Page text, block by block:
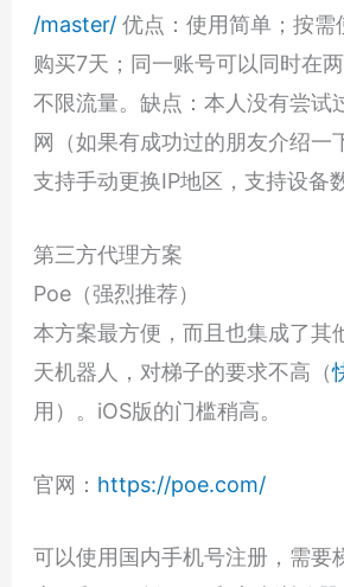
/master/ 优点：使用简单；按需
购买7天；同一账号可以同时在
不限流量。缺点：本人没有尝试
网（如果有成功过的朋友介绍一
支持手动更换IP地区，支持设备
第三方代理方案
Poe（强烈推荐）
本方案最方便，而且也集成了其
天机器人，对梯子的要求不高（
用）。iOS版的门槛稍高。
官网： https://poe.com/
可以使用国内手机号注册，需要